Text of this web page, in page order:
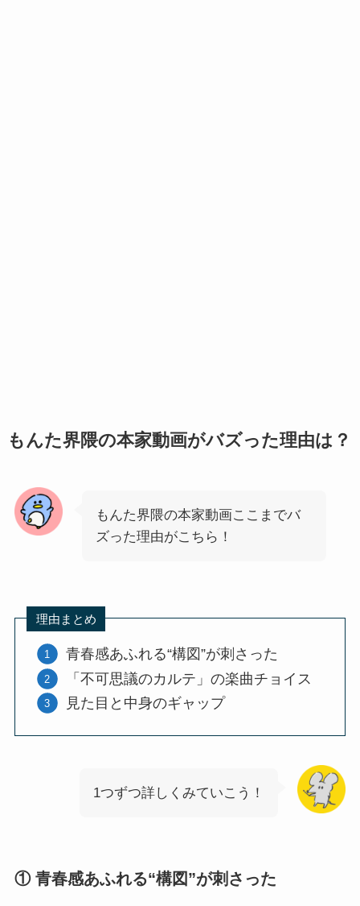
もんた界隈の本家動画がバズった理由は？
もんた界隈の本家動画ここまでバ
ズった理由がこちら！
理由まとめ
青春感あふれる“構図”が刺さった
「不可思議のカルテ」の楽曲チョイス
見た目と中身のギャップ
1つずつ詳しくみていこう！
① 青春感あふれる“構図”が刺さった